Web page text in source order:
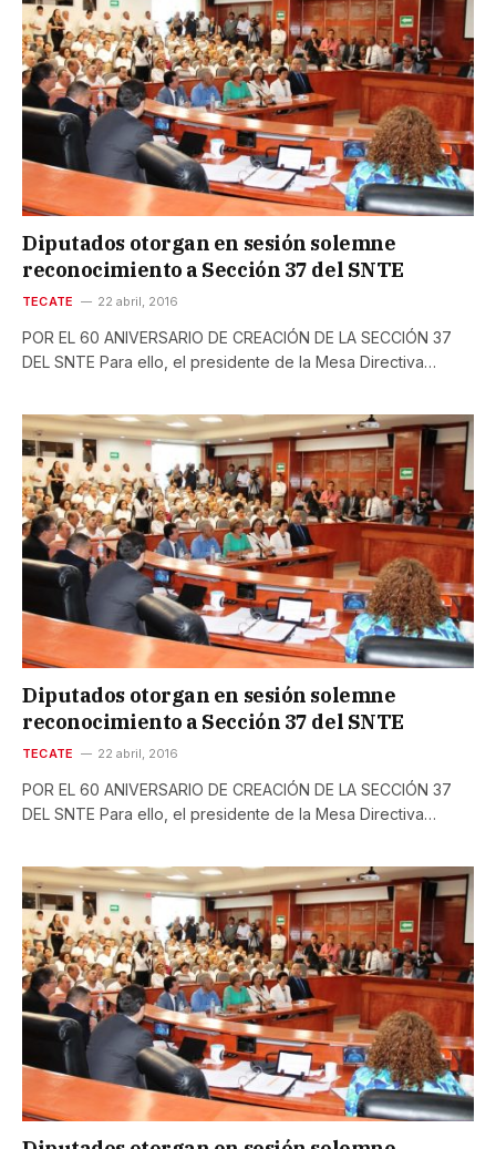
Diputados otorgan en sesión solemne
reconocimiento a Sección 37 del SNTE
TECATE 22 abril, 2016
POR EL 60 ANIVERSARIO DE CREACIÓN DE LA SECCIÓN 37
DEL SNTE Para ello, el presidente de la Mesa Directiva…
Diputados otorgan en sesión solemne
reconocimiento a Sección 37 del SNTE
TECATE 22 abril, 2016
POR EL 60 ANIVERSARIO DE CREACIÓN DE LA SECCIÓN 37
DEL SNTE Para ello, el presidente de la Mesa Directiva…